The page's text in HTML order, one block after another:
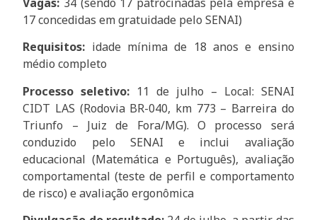
17 concedidas em gratuidade pelo SENAI)
Requisitos: idade mínima de 18 anos e ensino
médio completo
Processo seletivo: 11 de julho – Local: SENAI
CIDT LAS (Rodovia BR-040, km 773 – Barreira do
Triunfo – Juiz de Fora/MG). O processo será
conduzido pelo SENAI e inclui avaliação
educacional (Matemática e Português), avaliação
comportamental (teste de perfil e comportamento
de risco) e avaliação ergonômica